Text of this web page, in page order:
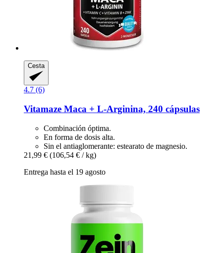
Cesta
4.7 (6)
Vitamaze Maca + L-​Arginina, 240 cápsulas
Combinación óptima.
En forma de dosis alta.
Sin el antiaglomerante: estearato de magnesio.
21,99 € (106,54 € / kg)
Entrega hasta el 19 agosto